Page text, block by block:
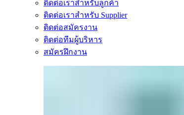
ติดต่อเราสำหรับลูกค้า
ติดต่อเราสำหรับ Supplier
ติดต่อสมัครงาน
ติดต่อทีมผู้บริหาร
สมัครฝึกงาน